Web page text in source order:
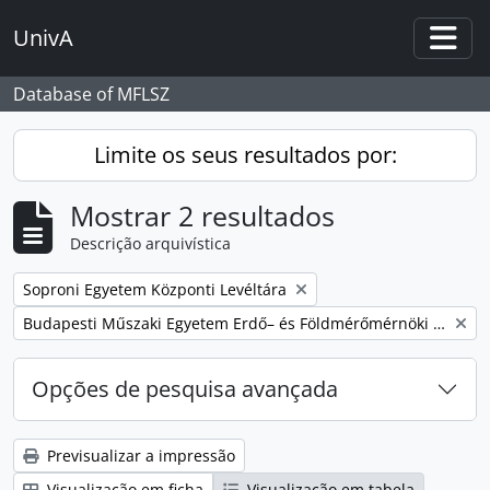
UnivA
Database of MFLSZ
Limite os seus resultados por:
Mostrar 2 resultados
Descrição arquivística
Remover filtro:
Soproni Egyetem Központi Levéltára
Remover filtro:
Budapesti Műszaki Egyetem Erdő– és Földmérőmérnöki Kar
Opções de pesquisa avançada
Previsualizar a impressão